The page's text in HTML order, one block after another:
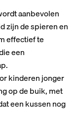
aanbevolen
zijn de spieren en
effectief te
een
kinderen jonger
op de buik, met
een kussen nog